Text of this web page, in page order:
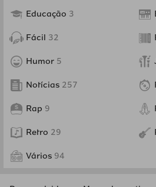
Educação 3
Fácil 32
Humor 5
Notícias 257
Rap 9
Retro 29
Vários 94